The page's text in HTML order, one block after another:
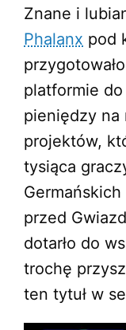
Znane i
Phalanx pod
przygotowało
platformie do
pieniędzy na
projektów,
tysiąca
przed
dotarło do
trochę
ten tytuł w